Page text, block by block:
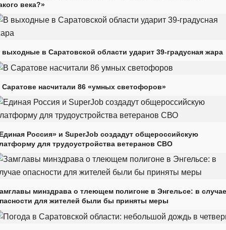
века?»
выходные в Саратовской области ударит 39-градусная жара
Саратове насчитали 86 «умных светофоров»
Россия» и SuperJob создадут общероссийскую
для трудоустройства ветеранов СВО
минздрава о тлеющем полигоне в Энгельсе: в случае
для жителей были бы приняты меры